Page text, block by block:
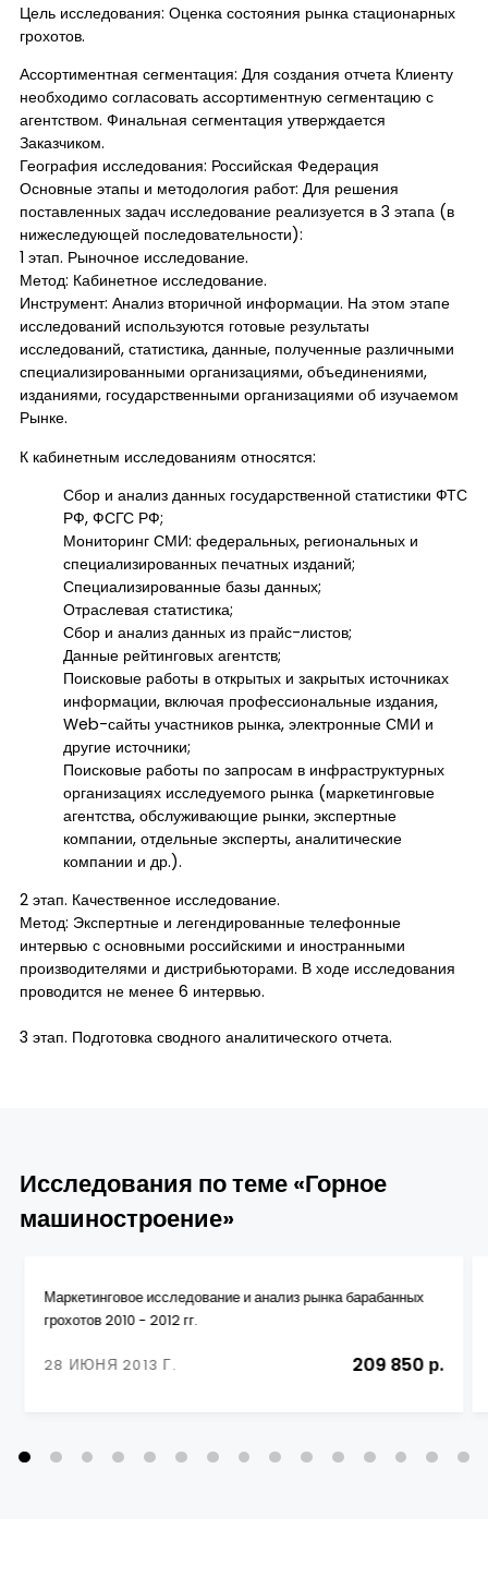
Цель исследования: Оценка состояния рынка стационарных
грохотов.
Ассортиментная сегментация: Для создания отчета Клиенту
необходимо согласовать ассортиментную сегментацию с
агентством. Финальная сегментация утверждается
Заказчиком.
География исследования: Российская Федерация
Основные этапы и методология работ: Для решения
поставленных задач исследование реализуется в 3 этапа (в
нижеследующей последовательности):
1 этап. Рыночное исследование.
Метод: Кабинетное исследование.
Инструмент: Анализ вторичной информации. На этом этапе
исследований используются готовые результаты
исследований, статистика, данные, полученные различными
специализированными организациями, объединениями,
изданиями, государственными организациями об изучаемом
Рынке.
К кабинетным исследованиям относятся:
Сбор и анализ данных государственной статистики ФТС
РФ, ФСГС РФ;
Мониторинг СМИ: федеральных, региональных и
специализированных печатных изданий;
Специализированные базы данных;
Отраслевая статистика;
Сбор и анализ данных из прайс-листов;
Данные рейтинговых агентств;
Поисковые работы в открытых и закрытых источниках
информации, включая профессиональные издания,
Web-сайты участников рынка, электронные СМИ и
другие источники;
Поисковые работы по запросам в инфраструктурных
организациях исследуемого рынка (маркетинговые
агентства, обслуживающие рынки, экспертные
компании, отдельные эксперты, аналитические
компании и др.).
2 этап. Качественное исследование.
Метод: Экспертные и легендированные телефонные
интервью с основными российскими и иностранными
производителями и дистрибьюторами. В ходе исследования
проводится не менее 6 интервью.
3 этап. Подготовка сводного аналитического отчета.
Исследования по теме «Горное
машиностроение»
Маркетинговое исследование и анализ рынка барабанных
грохотов 2010 - 2012 гг.
28 ИЮНЯ 2013 Г. 209 850 р.